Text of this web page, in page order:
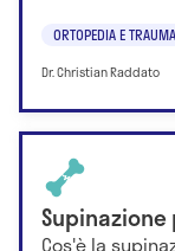
ORTOPEDIA E
Dr. Christian Raddato
Cos'è la